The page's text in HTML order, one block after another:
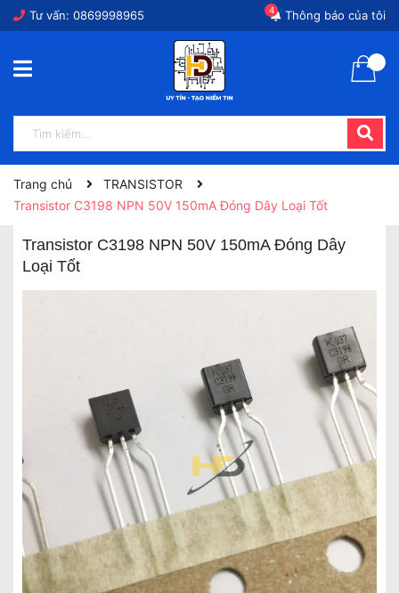
Tư vấn: 0869998965 Thông báo của tôi
4
Trang chủ
TRANSISTOR
Transistor C3198 NPN 50V 150mA Đóng Dây Loại Tốt
Transistor C3198 NPN 50V 150mA Đóng Dây
Loại Tốt